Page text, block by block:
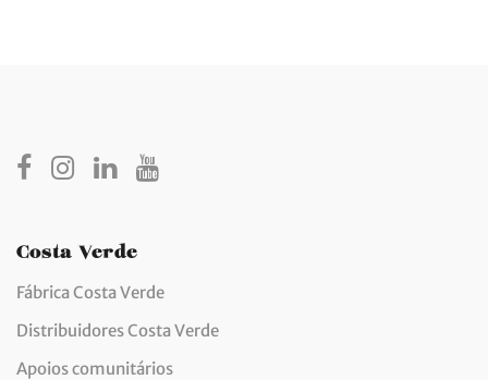
Costa Verde
Fábrica Costa Verde
Distribuidores Costa Verde
Apoios comunitários